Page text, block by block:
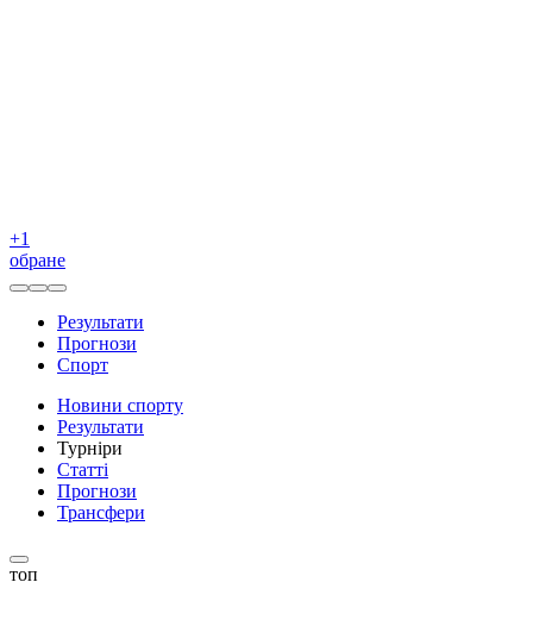
+1
обране
Результати
Прогнози
Спорт
Новини спорту
Результати
Турніри
Статті
Прогнози
Трансфери
топ